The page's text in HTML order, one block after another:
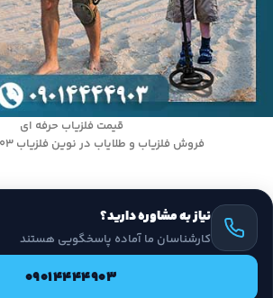
قیمت فلزیاب حرفه ای
فروش فلزیاب و طلایاب در نوین فلزیاب 09014444903
نیاز به مشاوره دارید؟
کارشناسان ما آماده پاسخگویی هستند
09014444903